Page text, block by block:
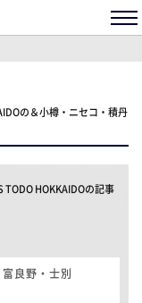
の＆小樽・ニセコ・積丹
TODO HOKKAIDOの記事
良野・士別